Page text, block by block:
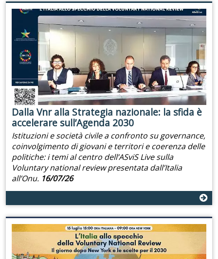
Dalla Vnr alla Strategia nazionale: la sfida è
accelerare sull’Agenda 2030
Istituzioni e società civile a confronto su governance,
coinvolgimento di giovani e territori e coerenza delle
politiche: i temi al centro dell’ASviS Live sulla
Voluntary national review presentata dall’Italia
all’Onu. 16/07/26